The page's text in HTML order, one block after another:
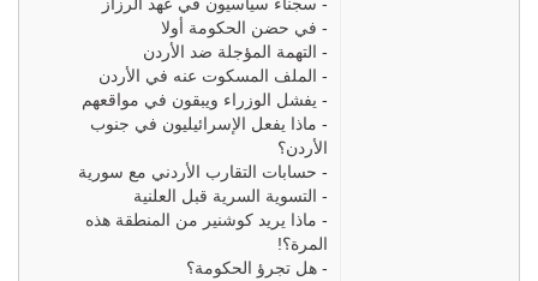
- سجناء سياسيون في عهد الرزاز
- في حضن الحكومة أولا
- التهمة المؤجلة ضد الأردن
- الملف المسكوت عنه في الأردن
- يفشل الوزراء ويبقون في مواقعهم
- ماذا يفعل الإسرائيليون في جنوب
الأردن؟
- حسابات التقارب الأردني مع سورية
- التسوية السرية قبل العلنية
- ماذا يريد كوشنير من المنطقة هذه
المرة؟!
- هل تجرؤ الحكومة؟